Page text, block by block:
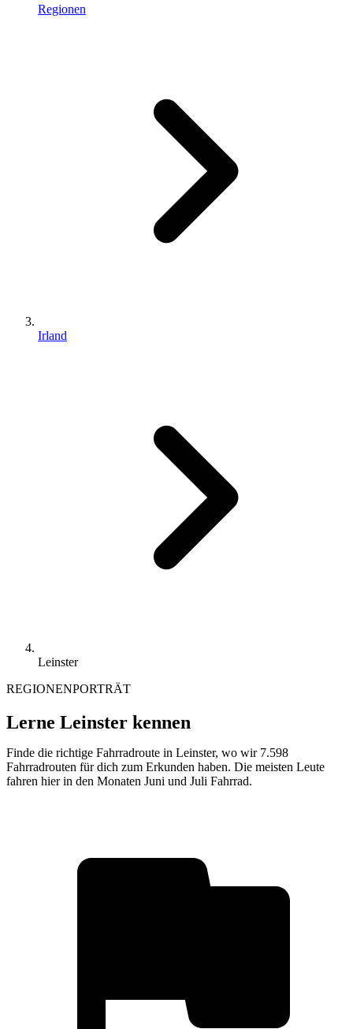
Regionen
Irland
Leinster
REGIONENPORTRÄT
Lerne Leinster kennen
Finde die richtige Fahrradroute in Leinster, wo wir 7.598
Fahrradrouten für dich zum Erkunden haben. Die meisten Leute
fahren hier in den Monaten Juni und Juli Fahrrad.